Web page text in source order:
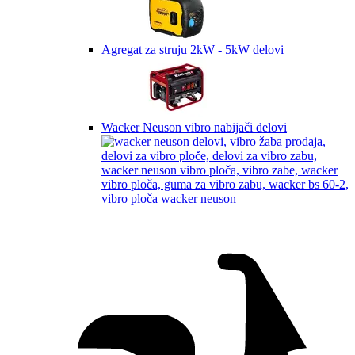
Agregat za struju 2kW - 5kW delovi
Wacker Neuson vibro nabijači delovi